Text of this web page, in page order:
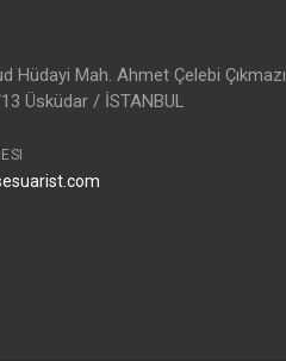
Hüdayi Mah. Ahmet Çelebi Çıkmazı
Üsküdar / İSTANBUL